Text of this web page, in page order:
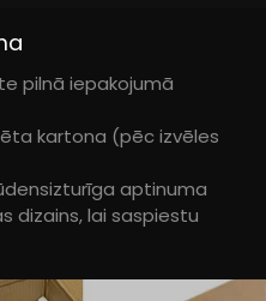
pilnā iepakojumā
kartona (pēc izvēles
aptinuma
dizains, lai saspiestu